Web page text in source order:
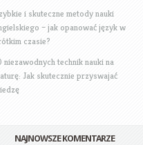
i skuteczne metody nauki
– jak opanować język w
czasie?
niezawodnych technik nauki na
Jak skutecznie przyswajać
NAJNOWSZE KOMENTARZE